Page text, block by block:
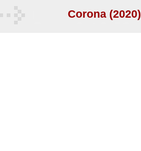
Corona (2020)